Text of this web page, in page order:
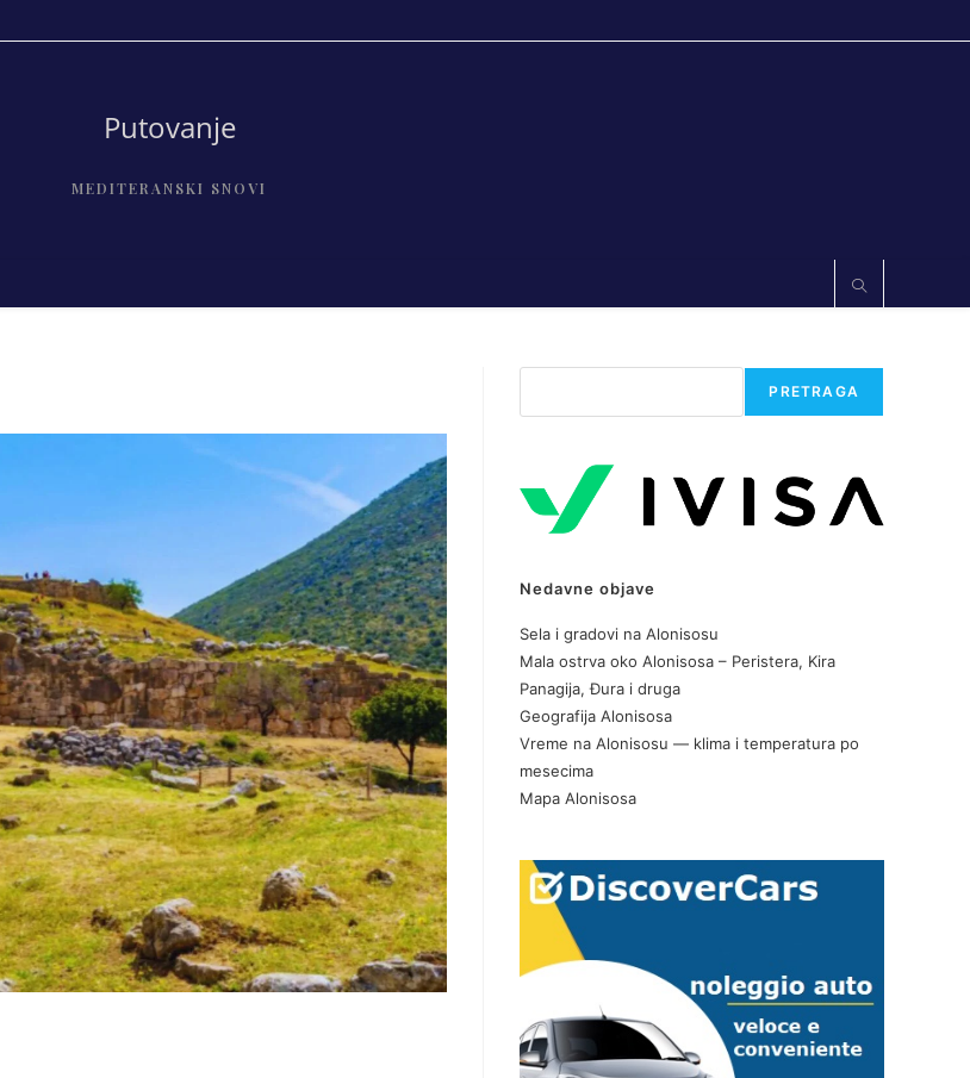
Putovanje
MEDITERANSKI SNOVI
PRETRAGA
Nedavne objave
Sela i gradovi na Alonisosu
Mala ostrva oko Alonisosa – Peristera, Kira
Panagija, Đura i druga
Geografija Alonisosa
Vreme na Alonisosu — klima i temperatura po
mesecima
Mapa Alonisosa